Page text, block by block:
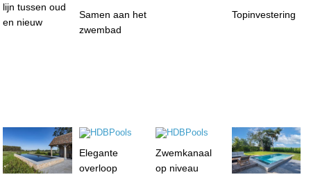
lijn tussen oud
en nieuw
Samen aan het
zwembad
Topinvestering
Elegante
overloop
Zwemkanaal
op niveau